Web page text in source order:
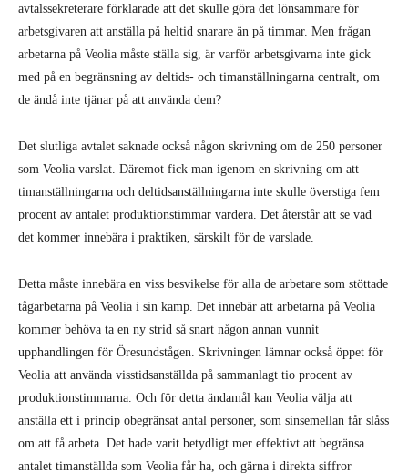
avtalssekreterare förklarade att det skulle göra det lönsammare för
arbetsgivaren att anställa på heltid snarare än på timmar. Men frågan
arbetarna på Veolia måste ställa sig, är varför arbetsgivarna inte gick
med på en begränsning av deltids- och timanställningarna centralt, om
de ändå inte tjänar på att använda dem?
Det slutliga avtalet saknade också någon skrivning om de 250 personer
som Veolia varslat. Däremot fick man igenom en skrivning om att
timanställningarna och deltidsanställningarna inte skulle överstiga fem
procent av antalet produktionstimmar vardera. Det återstår att se vad
det kommer innebära i praktiken, särskilt för de varslade.
Detta måste innebära en viss besvikelse för alla de arbetare som stöttade
tågarbetarna på Veolia i sin kamp. Det innebär att arbetarna på Veolia
kommer behöva ta en ny strid så snart någon annan vunnit
upphandlingen för Öresundstågen. Skrivningen lämnar också öppet för
Veolia att använda visstidsanställda på sammanlagt tio procent av
produktionstimmarna. Och för detta ändamål kan Veolia välja att
anställa ett i princip obegränsat antal personer, som sinsemellan får slåss
om att få arbeta. Det hade varit betydligt mer effektivt att begränsa
antalet timanställda som Veolia får ha, och gärna i direkta siffror